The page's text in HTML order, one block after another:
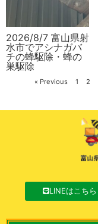
2026/8/7 富山県射
水市でアシナガバ
チの蜂駆除・蜂の
巣駆除
« Previous 1 2
LINEはこちら